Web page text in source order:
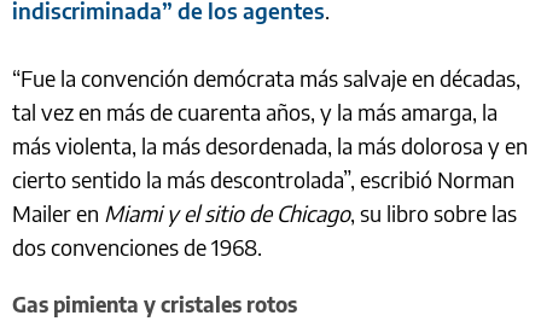
indiscriminada” de los agentes.
“Fue la convención demócrata más salvaje en décadas,
tal vez en más de cuarenta años, y la más amarga, la
más violenta, la más desordenada, la más dolorosa y en
cierto sentido la más descontrolada”, escribió Norman
Mailer en Miami y el sitio de Chicago, su libro sobre las
dos convenciones de 1968.
Gas pimienta y cristales rotos